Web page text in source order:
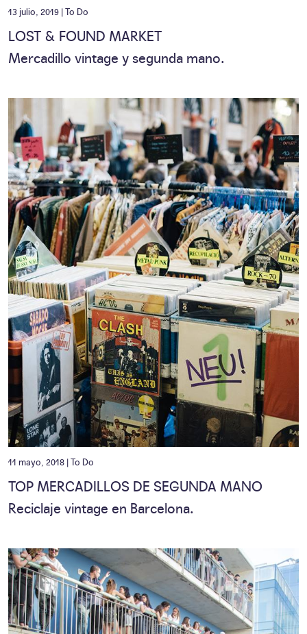
13 julio, 2019 |To Do
LOST & FOUND MARKET
Mercadillo vintage y segunda mano.
11 mayo, 2018 |To Do
TOP MERCADILLOS DE SEGUNDA MANO
Reciclaje vintage en Barcelona.